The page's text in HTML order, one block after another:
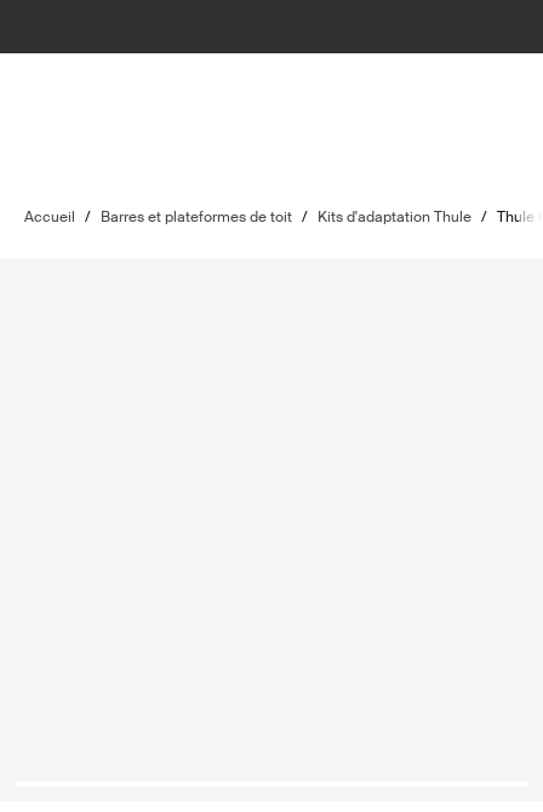
Accueil / Barres et plateformes de toit / Kits d'adaptation Thule / Thule